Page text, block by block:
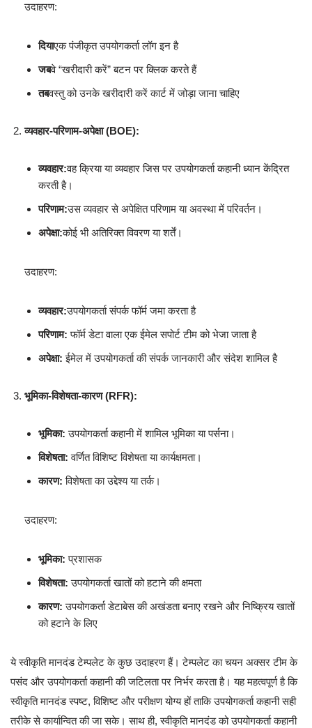
उदाहरण:
दियाएक पंजीकृत उपयोगकर्ता लॉग इन है
जबवे “खरीदारी करें” बटन पर क्लिक करते हैं
तबवस्तु को उनके खरीदारी करें कार्ट में जोड़ा जाना चाहिए
व्यवहार-परिणाम-अपेक्षा (BOE):
व्यवहार:वह क्रिया या व्यवहार जिस पर उपयोगकर्ता कहानी ध्यान केंद्रित
करती है।
परिणाम:उस व्यवहार से अपेक्षित परिणाम या अवस्था में परिवर्तन।
अपेक्षा:कोई भी अतिरिक्त विवरण या शर्तें।
उदाहरण:
व्यवहार:उपयोगकर्ता संपर्क फॉर्म जमा करता है
परिणाम: फॉर्म डेटा वाला एक ईमेल सपोर्ट टीम को भेजा जाता है
अपेक्षा: ईमेल में उपयोगकर्ता की संपर्क जानकारी और संदेश शामिल है
भूमिका-विशेषता-कारण (RFR):
भूमिका: उपयोगकर्ता कहानी में शामिल भूमिका या पर्सना।
विशेषता: वर्णित विशिष्ट विशेषता या कार्यक्षमता।
कारण: विशेषता का उद्देश्य या तर्क।
उदाहरण:
भूमिका: प्रशासक
विशेषता: उपयोगकर्ता खातों को हटाने की क्षमता
कारण: उपयोगकर्ता डेटाबेस की अखंडता बनाए रखने और निष्क्रिय खातों
को हटाने के लिए
ये स्वीकृति मानदंड टेम्पलेट के कुछ उदाहरण हैं। टेम्पलेट का चयन अक्सर टीम के
पसंद और उपयोगकर्ता कहानी की जटिलता पर निर्भर करता है। यह महत्वपूर्ण है कि
स्वीकृति मानदंड स्पष्ट, विशिष्ट और परीक्षण योग्य हों ताकि उपयोगकर्ता कहानी सही
तरीके से कार्यान्वित की जा सके। साथ ही, स्वीकृति मानदंड को उपयोगकर्ता कहानी